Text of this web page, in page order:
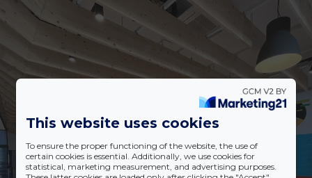
This website uses cookies
To ensure the proper functioning of the website, the use of
certain cookies is essential. Additionally, we use cookies for
statistical, marketing measurement, and advertising purposes.